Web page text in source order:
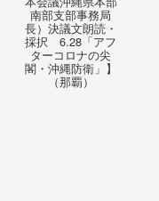
南部支部事務局
長）決議文朗読・
採択 6.28「アフ
ターコロナの尖
閣・沖縄防衛」】
（那覇）